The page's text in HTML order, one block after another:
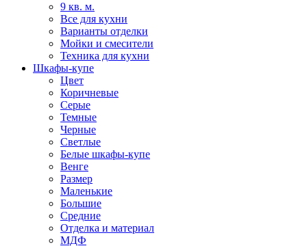
9 кв. м.
Все для кухни
Варианты отделки
Мойки и смесители
Техника для кухни
Шкафы-купе
Цвет
Коричневые
Серые
Темные
Черные
Светлые
Белые шкафы-купе
Венге
Размер
Маленькие
Большие
Средние
Отделка и материал
МДФ